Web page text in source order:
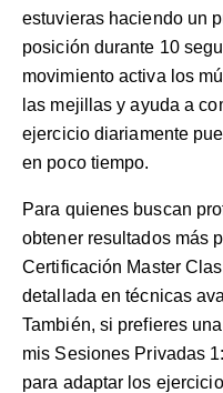
estuvieras haciendo un
posición durante 10
movimiento activa los
las mejillas y ayuda a
ejercicio diariamente
en poco tiempo.
Para quienes buscan
obtener resultados más
Certificación Master
detallada en técnicas
También, si prefieres
mis Sesiones Privadas
para adaptar los